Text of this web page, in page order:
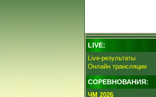
LIVE:
Live-результаты
Онлайн трансляции
СОРЕВНОВАНИЯ:
ЧМ 2026